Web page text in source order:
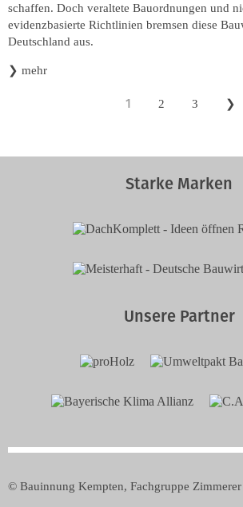
schaffen. Doch veraltete Bauordnungen und
evidenzbasierte Richtlinien bremsen diese
Deutschland aus.
❯ mehr
1 2 3 ❯
Starke Marken
Unsere Partner
© Bauinnung Kempten, Fachgruppe Zimmerer